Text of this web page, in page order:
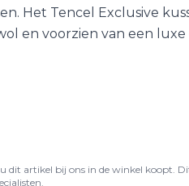
Het Tencel Exclusive
en voorzien van een
dit artikel bij ons in de winkel koopt.